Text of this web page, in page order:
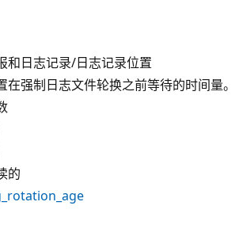
和日志记录/日志记录位置
在强制日志文件轮换之前等待的时间量。
的